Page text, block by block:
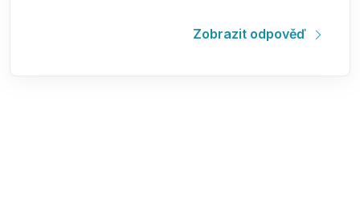
Zobrazit odpověď